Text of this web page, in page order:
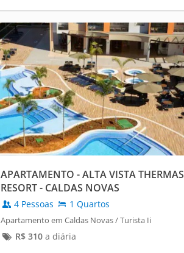
APARTAMENTO - ALTA VISTA THERMAS
RESORT - CALDAS NOVAS
4 Pessoas 1 Quartos
Apartamento em Caldas Novas / Turista Ii
R$ 310a diária